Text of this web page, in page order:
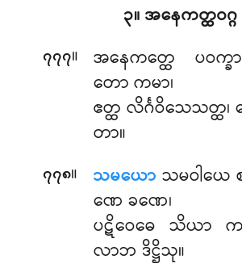
၃။ အနေကတ္ထဝဂ္ဂ
၇၇၇။ အနေကတ္ထေ ပဝက္ခာမိ
တော ကမာ၊
ဧတ္ထ လိင်္ဂဝိသေသတ္ထ
တာ။
၇၇၈။ သမယော သမဝါယေ
ဏေ ခဏေ၊
ပဋိဝေဓေ သိယာ က
လာဘ ဒိဋ္ဌိသု။